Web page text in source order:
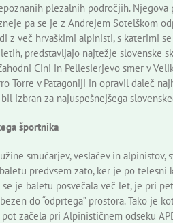
plezalnih področjih.
pa se je z Andrejem Sotelškom
z več hrvaškimi alpinisti, s katerimi
predstavljajo najtežje slovenske
Cini in Pellesierjevo smer v
Torre v Patagoniji in opravil daleč
izbran za najuspešnejšega
športnika
smučarjev, veslačev in alpinistov,
predvsem zato, ker je po telesni
je baletu posvečala več let, je pri
do “odprtega” prostora. Tako je
začela pri Alpinističnem odseku